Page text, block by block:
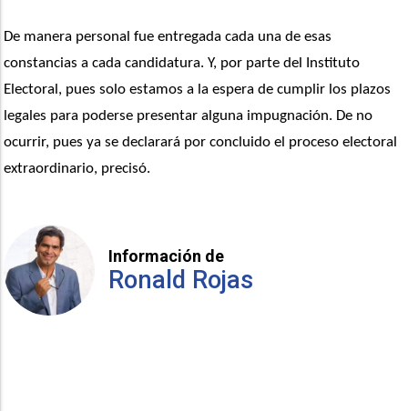
De manera personal fue entregada cada una de esas
constancias a cada candidatura. Y, por parte del Instituto
Electoral, pues solo estamos a la espera de cumplir los plazos
legales para poderse presentar alguna impugnación. De no
ocurrir, pues ya se declarará por concluido el proceso electoral
extraordinario, precisó.
Información de
Ronald Rojas